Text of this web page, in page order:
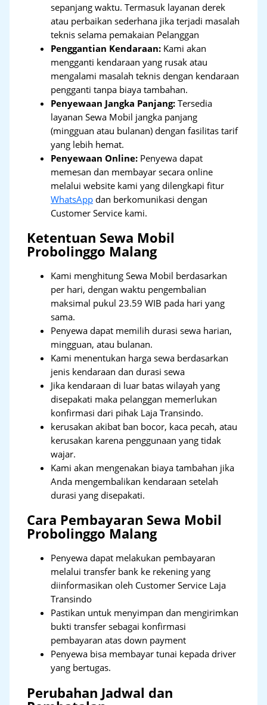
sepanjang waktu. Termasuk layanan derek
atau perbaikan sederhana jika terjadi masalah
teknis selama pemakaian Pelanggan
Penggantian Kendaraan: Kami akan
mengganti kendaraan yang rusak atau
mengalami masalah teknis dengan kendaraan
pengganti tanpa biaya tambahan.
Penyewaan Jangka Panjang: Tersedia
layanan Sewa Mobil jangka panjang
(mingguan atau bulanan) dengan fasilitas tarif
yang lebih hemat.
Penyewaan Online: Penyewa dapat
memesan dan membayar secara online
melalui website kami yang dilengkapi fitur
WhatsApp dan berkomunikasi dengan
Customer Service kami.
Ketentuan Sewa Mobil
Probolinggo Malang
Kami menghitung Sewa Mobil berdasarkan
per hari, dengan waktu pengembalian
maksimal pukul 23.59 WIB pada hari yang
sama.
Penyewa dapat memilih durasi sewa harian,
mingguan, atau bulanan.
Kami menentukan harga sewa berdasarkan
jenis kendaraan dan durasi sewa
Jika kendaraan di luar batas wilayah yang
disepakati maka pelanggan memerlukan
konfirmasi dari pihak Laja Transindo.
kerusakan akibat ban bocor, kaca pecah, atau
kerusakan karena penggunaan yang tidak
wajar.
Kami akan mengenakan biaya tambahan jika
Anda mengembalikan kendaraan setelah
durasi yang disepakati.
Cara Pembayaran Sewa Mobil
Probolinggo Malang
Penyewa dapat melakukan pembayaran
melalui transfer bank ke rekening yang
diinformasikan oleh Customer Service Laja
Transindo
Pastikan untuk menyimpan dan mengirimkan
bukti transfer sebagai konfirmasi
pembayaran atas down payment
Penyewa bisa membayar tunai kepada driver
yang bertugas.
Perubahan Jadwal dan